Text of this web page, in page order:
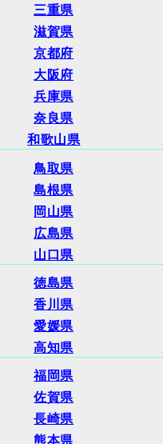
三重県
滋賀県
京都府
大阪府
兵庫県
奈良県
和歌山県
鳥取県
島根県
岡山県
広島県
山口県
徳島県
香川県
愛媛県
高知県
福岡県
佐賀県
長崎県
熊本県